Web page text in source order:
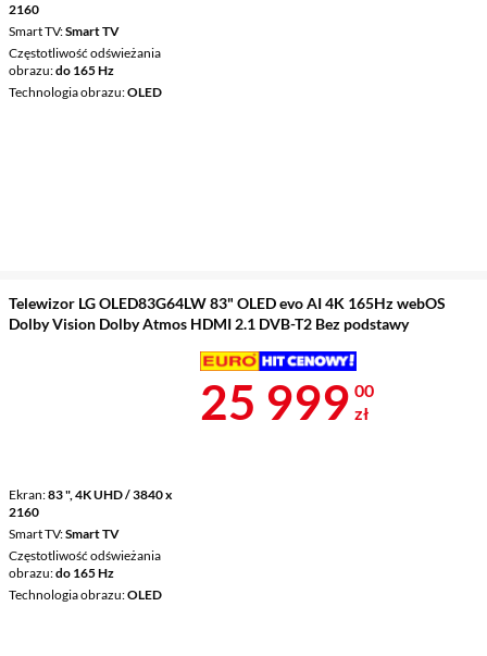
2160
Smart TV Smart TV
Częstotliwość odświeżania
obrazu do 165 Hz
Technologia obrazu OLED
Telewizor LG OLED83G64LW 83" OLED evo AI 4K 165Hz webOS
Dolby Vision Dolby Atmos HDMI 2.1 DVB-T2 Bez podstawy
Ekran 83 ", 4K UHD / 3840 x
2160
Smart TV Smart TV
Częstotliwość odświeżania
obrazu do 165 Hz
Technologia obrazu OLED
Cena 25 999
25 999 00
zł